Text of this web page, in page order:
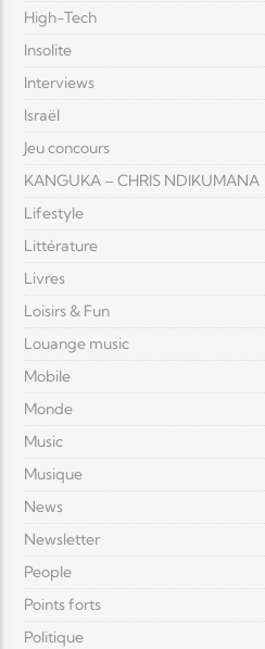
High-Tech
Insolite
Interviews
Israël
Jeu concours
KANGUKA – CHRIS NDIKUMANA
Lifestyle
Littérature
Livres
Loisirs & Fun
Louange music
Mobile
Monde
Music
Musique
News
Newsletter
People
Points forts
Politique